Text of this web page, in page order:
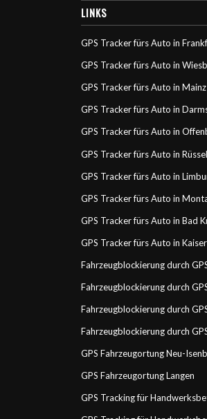
LINKS
GPS Tracker fürs Auto in
GPS Tracker fürs Auto in
GPS Tracker fürs Auto in Mainz
GPS Tracker fürs Auto in
GPS Tracker fürs Auto in
GPS Tracker fürs Auto in
GPS Tracker fürs Auto in
GPS Tracker fürs Auto in
GPS Tracker fürs Auto in Bad
GPS Tracker fürs Auto in
Fahrzeugblockierung durch
Fahrzeugblockierung durch
Fahrzeugblockierung durch
Fahrzeugblockierung durch
GPS Fahrzeugortung Neu-
GPS Fahrzeugortung Langen
GPS Tracking für